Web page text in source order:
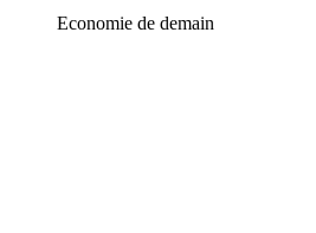
Economie de demain